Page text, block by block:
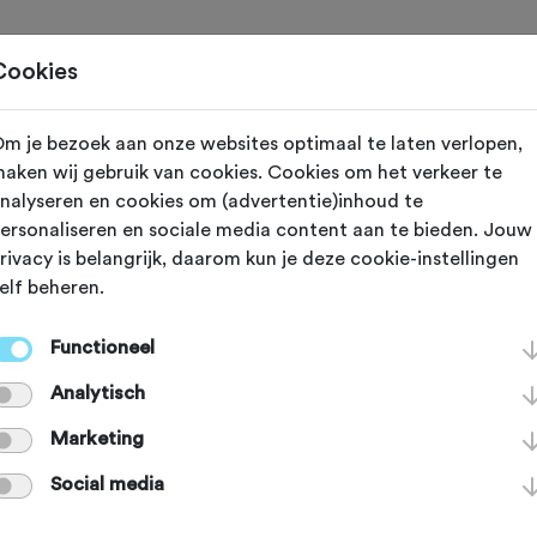
Ennevelin
Thibault -
Pont-Thibault is 1400 meter lang
van Parijs-Roubaix. Met drie
relatief eenvoudig en makkelijk
werden de kasseien
je bezoek aan onze websites optimaal te laten verlopen,
wij gebruik van cookies. Cookies om het verkeer te
en cookies om (advertentie)inhoud te
en sociale media content aan te bieden. Jouw
is belangrijk, daarom kun je deze cookie-instellingen
beheren.
Functioneel
Analytisch
Marketing
Social media